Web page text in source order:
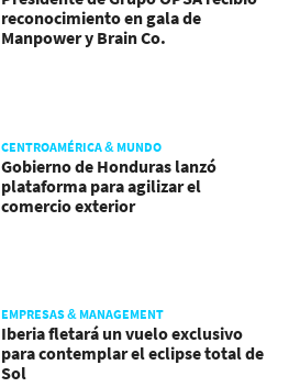
reconocimiento en gala de
Manpower y Brain Co.
CENTROAMÉRICA & MUNDO
Gobierno de Honduras lanzó
plataforma para agilizar el
comercio exterior
EMPRESAS & MANAGEMENT
Iberia fletará un vuelo exclusivo
para contemplar el eclipse total de
Sol